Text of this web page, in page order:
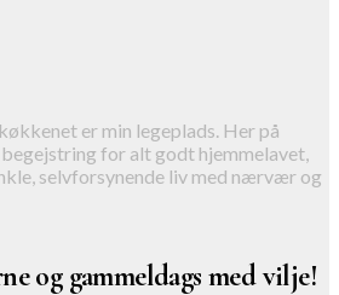
er min legeplads. Her på
for alt godt hjemmelavet,
selvforsynende liv med nærvær og
og gammeldags med vilje!